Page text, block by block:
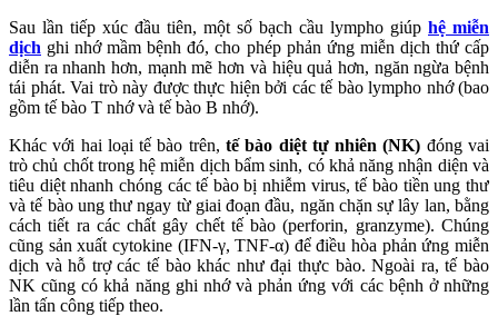
Sau lần tiếp xúc đầu tiên, một số bạch cầu lympho giúp hệ miễn
dịch ghi nhớ mầm bệnh đó, cho phép phản ứng miễn dịch thứ cấp
diễn ra nhanh hơn, mạnh mẽ hơn và hiệu quả hơn, ngăn ngừa bệnh
tái phát. Vai trò này được thực hiện bởi các tế bào lympho nhớ (bao
gồm tế bào T nhớ và tế bào B nhớ).
Khác với hai loại tế bào trên, tế bào diệt tự nhiên (NK) đóng vai
trò chủ chốt trong hệ miễn dịch bẩm sinh, có khả năng nhận diện và
tiêu diệt nhanh chóng các tế bào bị nhiễm virus, tế bào tiền ung thư
và tế bào ung thư ngay từ giai đoạn đầu, ngăn chặn sự lây lan, bằng
cách tiết ra các chất gây chết tế bào (perforin, granzyme). Chúng
cũng sản xuất cytokine (IFN-γ, TNF-α) để điều hòa phản ứng miễn
dịch và hỗ trợ các tế bào khác như đại thực bào. Ngoài ra, tế bào
NK cũng có khả năng ghi nhớ và phản ứng với các bệnh ở những
lần tấn công tiếp theo.